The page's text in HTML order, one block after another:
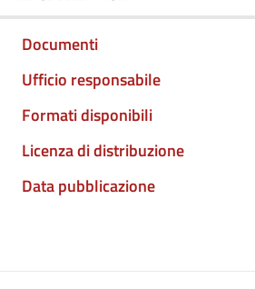
Documenti
Ufficio responsabile
Formati disponibili
Licenza di distribuzione
Data pubblicazione